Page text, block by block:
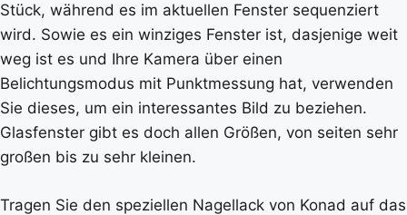
Stück, während es im aktuellen Fenster sequenziert
wird. Sowie es ein winziges Fenster ist, dasjenige weit
weg ist es und Ihre Kamera über einen
Belichtungsmodus mit Punktmessung hat, verwenden
Sie dieses, um ein interessantes Bild zu beziehen.
Glasfenster gibt es doch allen Größen, von seiten sehr
großen bis zu sehr kleinen.
Tragen Sie den speziellen Nagellack von Konad auf das